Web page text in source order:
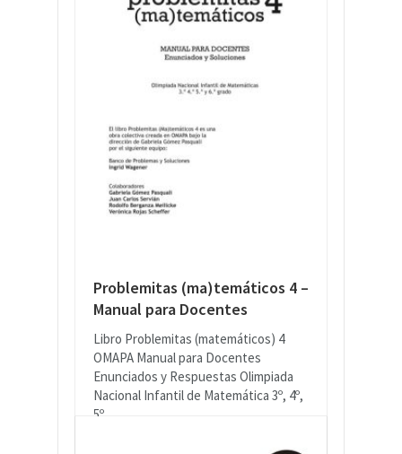
Problemitas (ma)temáticos 4 –
Manual para Docentes
Libro Problemitas (matemáticos) 4
OMAPA Manual para Docentes
Enunciados y Respuestas Olimpiada
Nacional Infantil de Matemática 3º, 4º,
5º...